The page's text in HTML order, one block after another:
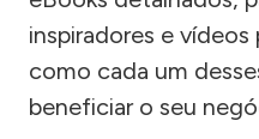
inspiradores e
como cada um
beneficiar o seu